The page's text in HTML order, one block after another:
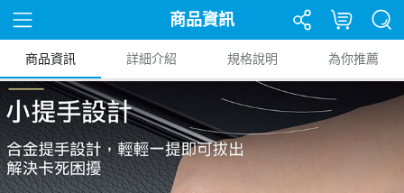
商品資訊
商品資訊 詳細介紹 規格說明 為你推薦